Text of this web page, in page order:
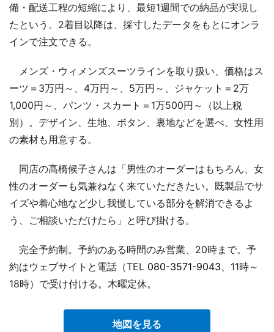
備・配送工程の短縮により、最短1週間での納品が実現し
たという。2着目以降は、採寸したデータをもとにオンラ
インで注文できる。
メンズ・ウィメンズスーツラインを取り扱い、価格はス
ーツ＝3万円～、4万円～、5万円～、ジャケット＝2万
1,000円～、パンツ・スカート＝1万500円～（以上税
別）。デザイン、生地、ボタン、裏地などを選べ、女性用
の素材も用意する。
同店の髙橋候子さんは「男性のオーダーはもちろん、女
性のオーダーも気兼ねなく来ていただきたい。既製品でサ
イズや着心地など少し我慢している部分を解消できるよ
う、ご相談いただけたら」と呼び掛ける。
完全予約制。予約のある時間のみ営業、20時まで。予
約はウェブサイトと電話（TEL 080-3571-9043 、11時～
18時）で受け付ける。木曜定休。
地図を見る